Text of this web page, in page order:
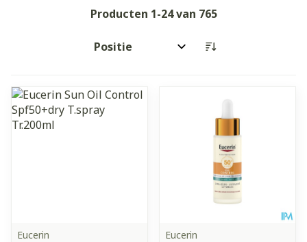
Producten 1-24van 765
Sorteer op:
Eucerin
Eucerin